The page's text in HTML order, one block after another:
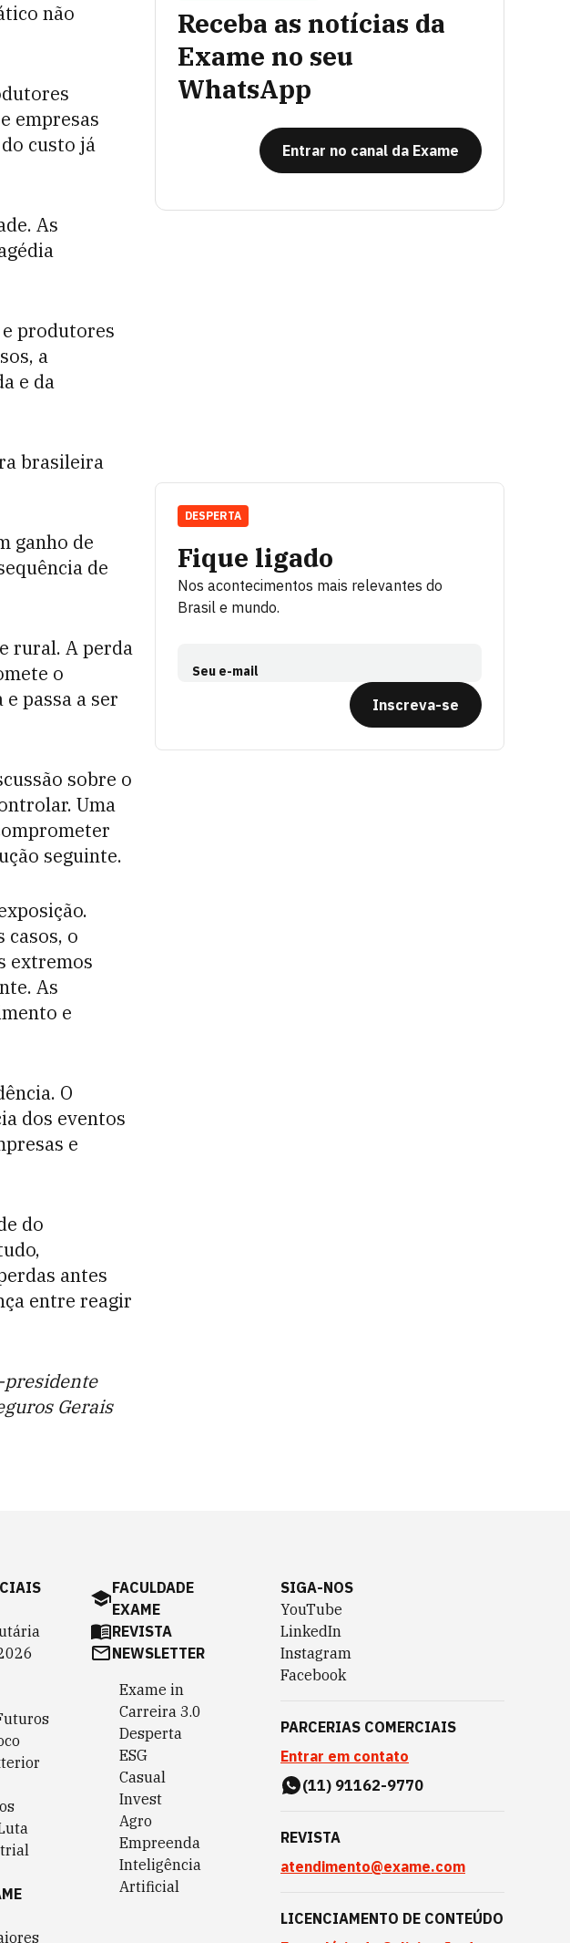
não
empresas
custo já
As
produtores
a
e da
brasileira
ganho de
de
rural. A perda
o
passa a ser
sobre o
Uma
seguinte.
casos, o
extremos
As
e
O
dos eventos
e
do
antes
entre reagir
presidente
Gerais
Receba as notícias da
Exame no seu
WhatsApp
Entrar no canal da Exame
Fique ligado
Nos acontecimentos mais relevantes do
Brasil e mundo.
Seu e-mail
Inscreva-se
DESPERTA
FACULDADE
EXAME
REVISTA
NEWSLETTER
Exame in
Carreira 3.0
Desperta
ESG
Casual
Invest
Agro
Empreenda
Inteligência
Artificial
SIGA-NOS
YouTube
LinkedIn
Instagram
Facebook
PARCERIAS COMERCIAIS
Entrar em contato
(11) 91162-9770
REVISTA
atendimento@exame.com
LICENCIAMENTO DE CONTEÚDO